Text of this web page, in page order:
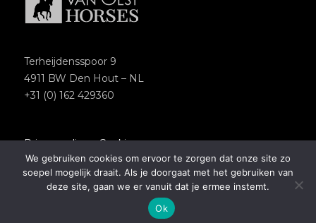
Terheijdensspoor 9
4911 BW Den Hout – NL
+31 (0) 162 429360
Privacypolicy–Cookies
Copyright 2018 – Van Olst Horses
Website byNewmore
We gebruiken cookies om ervoor te zorgen dat onze site zo
soepel mogelijk draait. Als je doorgaat met het gebruiken van
deze site, gaan we er vanuit dat je ermee instemt.
Ok